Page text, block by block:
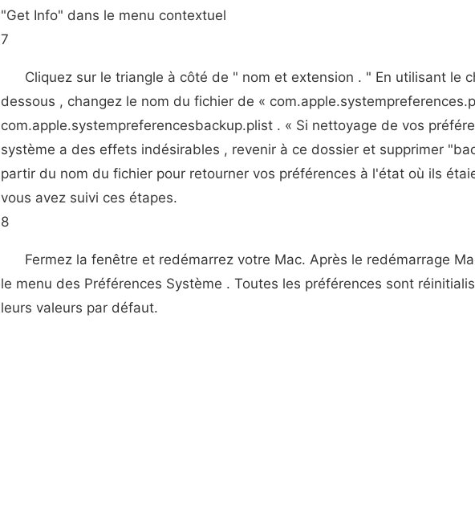
"Get Info" dans le menu contextuel
7
Cliquez sur le triangle à côté de " nom et extension . " En utilisant le
dessous , changez le nom du fichier de «
com.apple.systempreferencesbackup.plist . « Si nettoyage de vos
système a des effets indésirables , revenir à ce dossier et supprimer
partir du nom du fichier pour retourner vos préférences à l'état où ils
vous avez suivi ces étapes.
8
Fermez la fenêtre et redémarrez votre Mac. Après le redémarrage
le menu des Préférences Système . Toutes les préférences sont
leurs valeurs par défaut.